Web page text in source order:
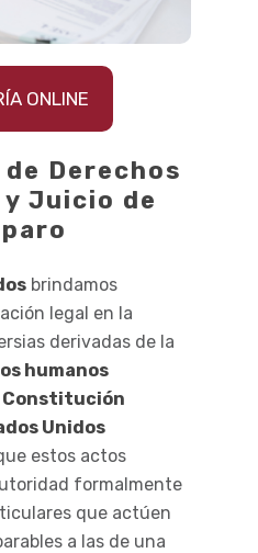
ONLINE
Derechos
y Juicio de
brindamos
legal en la
derivadas de la
humanos
Constitución
Unidos
estos actos
formalmente
que actúen
a las de una